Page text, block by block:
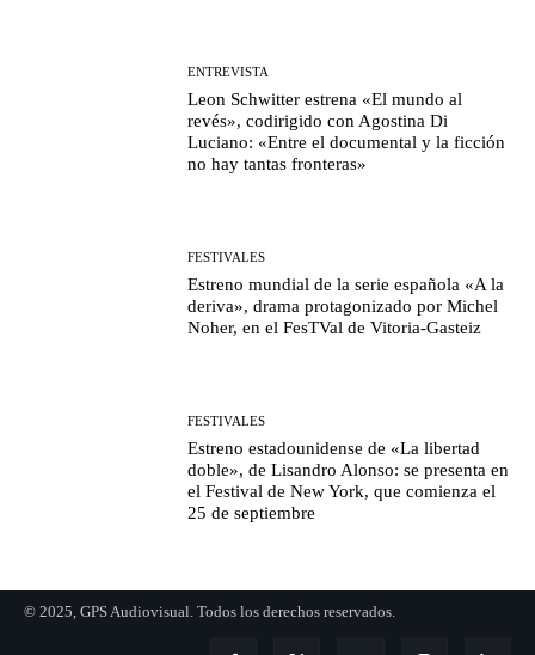
ENTREVISTA
Leon Schwitter estrena «El mundo al
revés», codirigido con Agostina Di
Luciano: «Entre el documental y la ficción
no hay tantas fronteras»
FESTIVALES
Estreno mundial de la serie española «A la
deriva», drama protagonizado por Michel
Noher, en el FesTVal de Vitoria-Gasteiz
FESTIVALES
Estreno estadounidense de «La libertad
doble», de Lisandro Alonso: se presenta en
el Festival de New York, que comienza el
25 de septiembre
© 2025, GPS Audiovisual. Todos los derechos reservados.